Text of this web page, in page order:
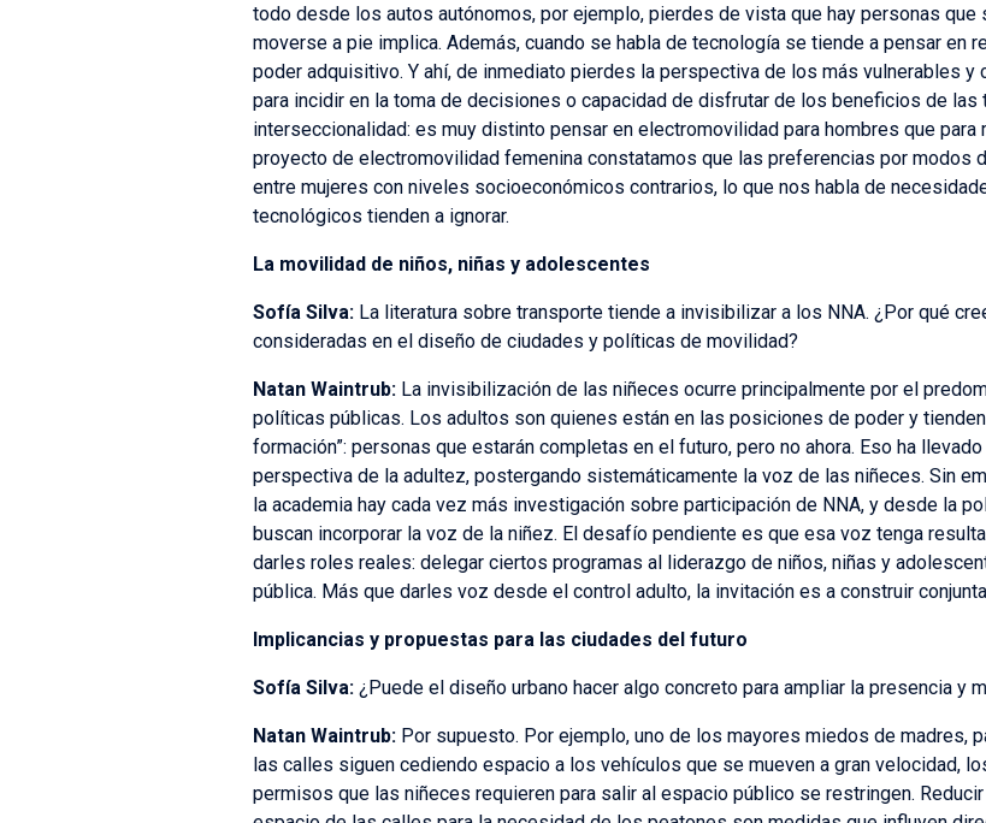
todo desde los autos autónomos, por ejemplo, pierdes de vista que hay personas
moverse a pie implica. Además, cuando se habla de tecnología se tiende a pensar en
poder adquisitivo. Y ahí, de inmediato pierdes la perspectiva de los más vulnerables
para incidir en la toma de decisiones o capacidad de disfrutar de los beneficios de las
interseccionalidad: es muy distinto pensar en electromovilidad para hombres que
proyecto de electromovilidad femenina constatamos que las preferencias por modos
entre mujeres con niveles socioeconómicos contrarios, lo que nos habla de
tecnológicos tienden a ignorar.
La movilidad de niños, niñas y adolescentes
Sofía Silva:La literatura sobre transporte tiende a invisibilizar a los NNA. ¿Por qué
consideradas en el diseño de ciudades y políticas de movilidad?
Natan Waintrub:La invisibilización de las niñeces ocurre principalmente por el
políticas públicas. Los adultos son quienes están en las posiciones de poder y
formación”: personas que estarán completas en el futuro, pero no ahora. Eso ha
perspectiva de la adultez, postergando sistemáticamente la voz de las niñeces. Sin
la academia hay cada vez más investigación sobre participación de NNA, y desde la
buscan incorporar la voz de la niñez. El desafío pendiente es que esa voz tenga
darles roles reales: delegar ciertos programas al liderazgo de niños, niñas y
pública. Más que darles voz desde el control adulto, la invitación es a construir
Implicancias y propuestas para las ciudades del futuro
Sofía Silva:¿Puede el diseño urbano hacer algo concreto para ampliar la presencia y
Natan Waintrub:Por supuesto. Por ejemplo, uno de los mayores miedos de madres,
las calles siguen cediendo espacio a los vehículos que se mueven a gran velocidad,
permisos que las niñeces requieren para salir al espacio público se restringen.